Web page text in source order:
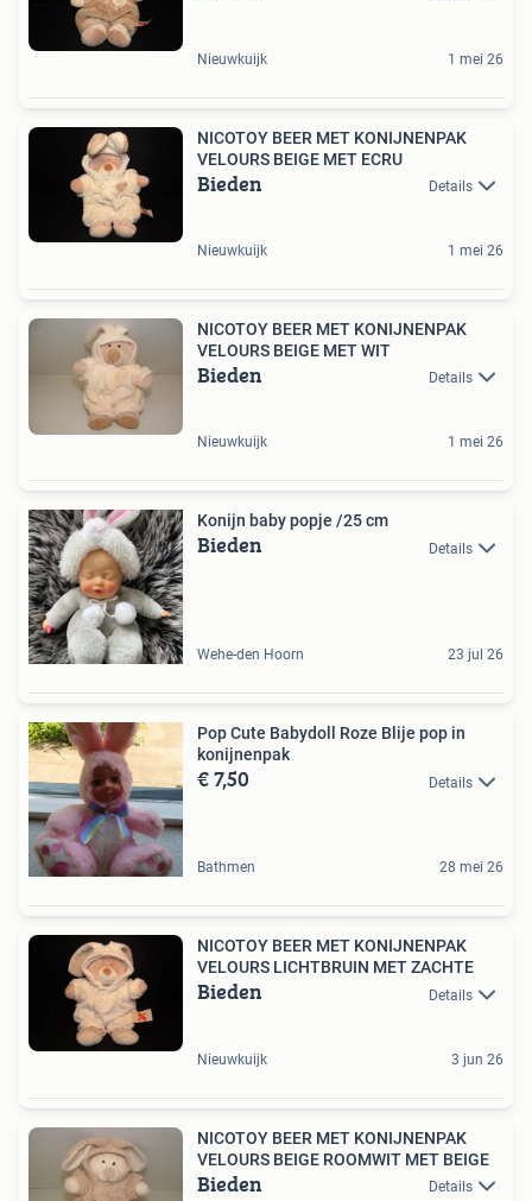
Nieuwkuijk 1 mei 26
NICOTOY BEER MET KONIJNENPAK
VELOURS BEIGE MET ECRU
Bieden Details
Nieuwkuijk 1 mei 26
NICOTOY BEER MET KONIJNENPAK
VELOURS BEIGE MET WIT
Bieden Details
Nieuwkuijk 1 mei 26
Konijn baby popje /25 cm
Bieden Details
Wehe-den Hoorn 23 jul 26
Pop Cute Babydoll Roze Blije pop in
konijnenpak
€ 7,50 Details
Bathmen 28 mei 26
NICOTOY BEER MET KONIJNENPAK
VELOURS LICHTBRUIN MET ZACHTE
Bieden Details
Nieuwkuijk 3 jun 26
NICOTOY BEER MET KONIJNENPAK
VELOURS BEIGE ROOMWIT MET BEIGE
Bieden Details